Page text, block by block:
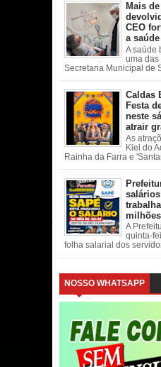
Mais
CEO
a
A saúde
uma das
Secretaria Municipal de
Caldas
Festa
neste
atrair
As
Kiel do
Rainha da Farra e
A
quinta-
folha salarial dos
NOSSO WHATSAPP